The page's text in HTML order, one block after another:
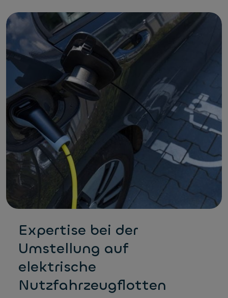
Expertise bei der
Umstellung auf
elektrische
Nutzfahrzeugflotten